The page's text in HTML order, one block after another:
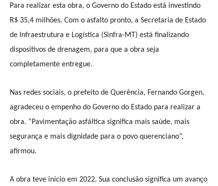
Para realizar esta obra, o Governo do Estado está investindo
R$ 35,4 milhões. Com o asfalto pronto, a Secretaria de Estado
de Infraestrutura e Logística (Sinfra-MT) está finalizando
dispositivos de drenagem, para que a obra seja
completamente entregue.
Nas redes sociais, o prefeito de Querência, Fernando Gorgen,
agradeceu o empenho do Governo do Estado para realizar a
obra. “Pavimentação asfáltica significa mais saúde, mais
segurança e mais dignidade para o povo querenciano”,
afirmou.
A obra teve início em 2022. Sua conclusão significa um avanço